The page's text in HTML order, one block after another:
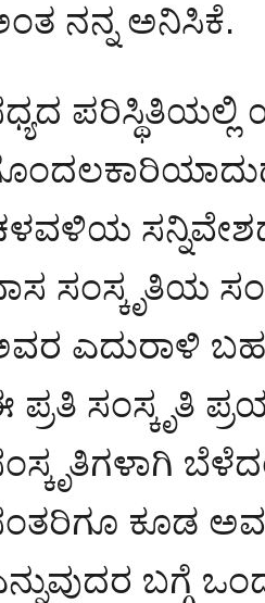
ನನ್ನ ಅನಿಸಿಕೆ.
ಸಂಸ್ಕೃತಿಯ
ಎದುರಾಳಿ
ಪ್ರತಿ ಸಂಸ್ಕೃತಿ
ಕೂಡ
ಬಗ್ಗೆ